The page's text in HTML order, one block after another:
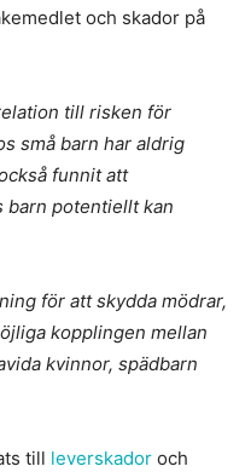
och skador på
till risken för
små barn har aldrig
funnit att
barn potentiellt kan
för att skydda mödrar,
kopplingen mellan
kvinnor, spädbarn
till leverskador och